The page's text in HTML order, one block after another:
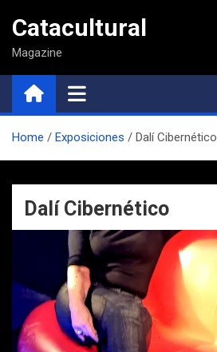
contenido
Catacultural
Magazine
Home Exposiciones Dalí Cibernético
Dalí Cibernético